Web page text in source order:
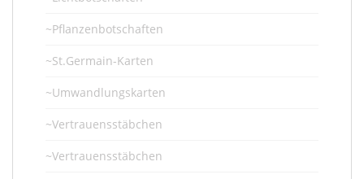
~Pflanzenbotschaften
~St.Germain-Karten
~Umwandlungskarten
~Vertrauensstäbchen
~Vertrauensstäbchen